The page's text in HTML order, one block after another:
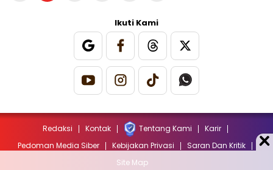
Ikuti Kami
Redaksi Kontak Tentang Kami
Karir
Pedoman Media Siber
Kebijakan Privasi
Saran Dan Kritik
Site Map